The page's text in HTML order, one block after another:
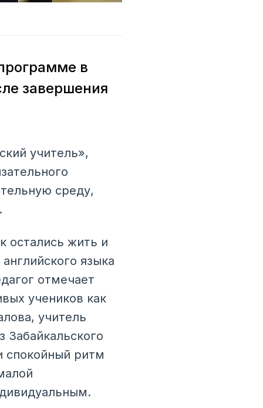
в
завершения
учитель»,
среду,
остались жить и
языка
отмечает
учеников как
учитель
спокойный ритм